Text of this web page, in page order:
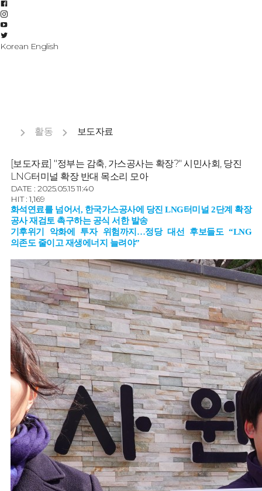
Korean English
활동 보도자료
[보도자료] "정부는 감축, 가스공사는 확장?" 시민사회, 당진
LNG터미널 확장 반대 목소리 모아
DATE : 2025.05.15 11:40
HIT : 1,169
화석연료를 넘어서, 한국가스공사에 당진 LNG터미널 2단계 확장
공사 재검토 촉구하는 공식 서한 발송
기후위기 악화에 투자 위험까지 …정당 대선 후보들도“LNG
의존도 줄이고 재생에너지 늘려야”